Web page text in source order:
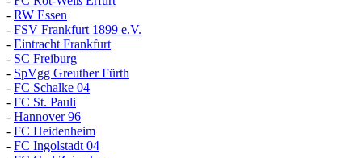
- RW Essen
- FSV Frankfurt 1899 e.V.
- Eintracht Frankfurt
- SC Freiburg
- SpVgg Greuther Fürth
- FC Schalke 04
- FC St. Pauli
- Hannover 96
- FC Heidenheim
- FC Ingolstadt 04